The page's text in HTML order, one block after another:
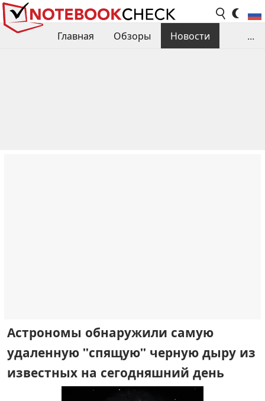
Главная Обзоры
Новости
...
Астрономы обнаружили самую
удаленную "спящую" черную дыру из
известных на сегодняшний день